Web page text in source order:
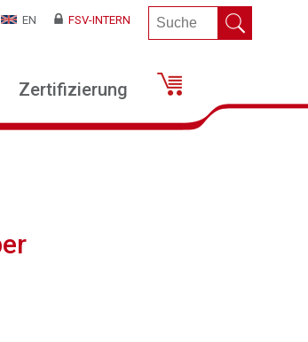
EN FSV-INTERN
Zertifizierung